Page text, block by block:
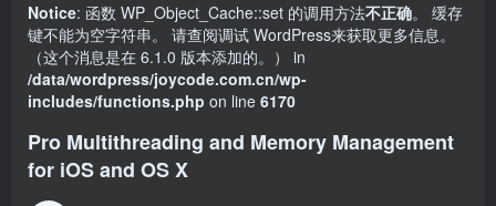
Notice: 函数 WP_Object_Cache::set 的调用方法不正确。 缓存
键不能为空字符串。 请查阅调试 WordPress来获取更多信息。
（这个消息是在 6.1.0 版本添加的。） in
/data/wordpress/joycode.com.cn/wp-
includes/functions.php on line 6170
Pro Multithreading and Memory Management
for iOS and OS X